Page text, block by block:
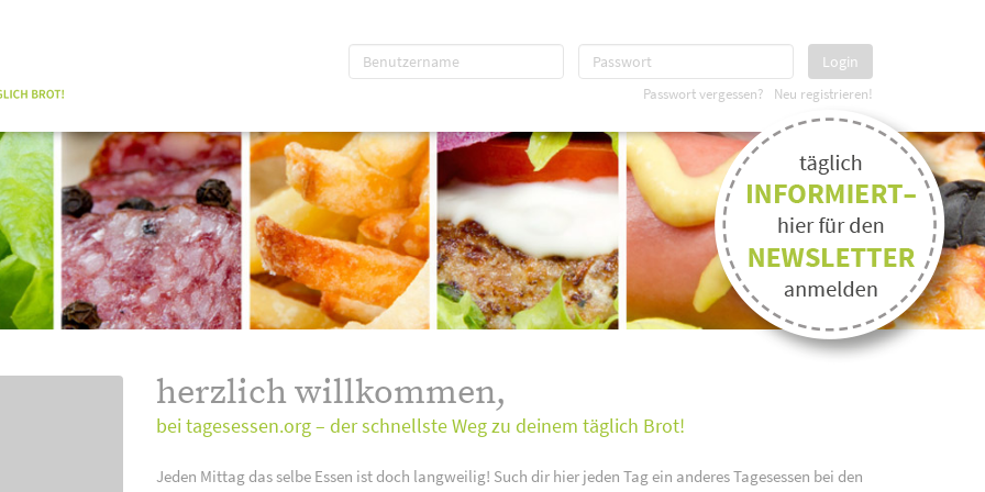
Login
Passwort vergessen? Neu registrieren!
herzlich willkommen,
bei tagesessen.org – der schnellste Weg zu deinem täglich Brot!
Jeden Mittag das selbe Essen ist doch langweilig! Such dir hier jeden Tag ein anderes Tagesessen bei den